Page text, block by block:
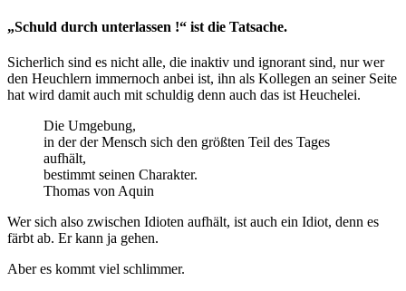
„Schuld durch unterlassen !“ ist die Tatsache.
Sicherlich sind es nicht alle, die inaktiv und ignorant sind, nur wer
den Heuchlern immernoch anbei ist, ihn als Kollegen an seiner Seite
hat wird damit auch mit schuldig denn auch das ist Heuchelei.
Die Umgebung,
in der der Mensch sich den größten Teil des Tages
aufhält,
bestimmt seinen Charakter.
Thomas von Aquin
Wer sich also zwischen Idioten aufhält, ist auch ein Idiot, denn es
färbt ab. Er kann ja gehen.
Aber es kommt viel schlimmer.